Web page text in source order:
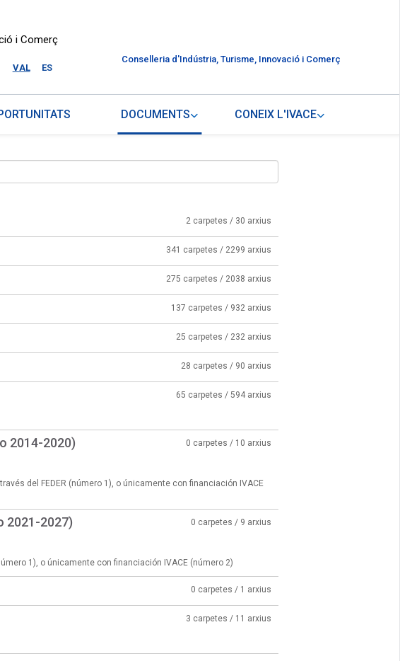
i Comerç
VAL ES
Conselleria d'Indústria, Turisme, Innovació i Comerç
DOCUMENTS CONEIX L'IVACE
2 carpetes / 30 arxius
341 carpetes / 2299 arxius
275 carpetes / 2038 arxius
137 carpetes / 932 arxius
25 carpetes / 232 arxius
28 carpetes / 90 arxius
65 carpetes / 594 arxius
2014-2020) 0 carpetes / 10 arxius
del FEDER (número 1), o únicamente con financiación IVACE
2021-2027) 0 carpetes / 9 arxius
1), o únicamente con financiación IVACE (número 2)
0 carpetes / 1 arxius
3 carpetes / 11 arxius